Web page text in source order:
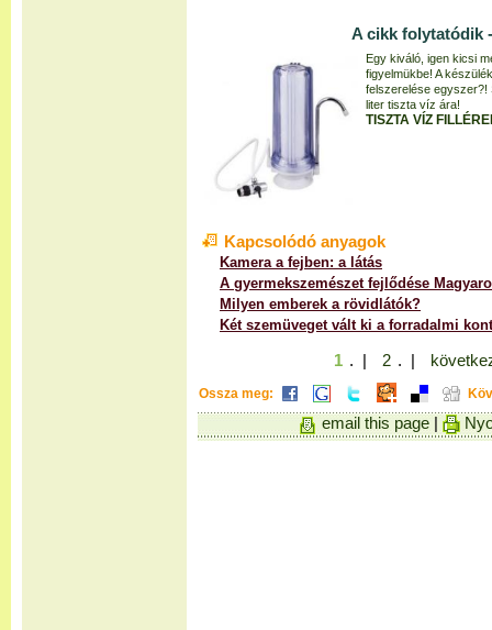
A cikk folytatódik
Egy kiváló, igen kicsi
figyelmükbe! A
felszerelése egyszer?!
liter tiszta víz ára!
TISZTA VÍZ
Kapcsolódó anyagok
Kamera a fejben: a látás
A gyermekszemészet fejlődése
Milyen emberek a rövidlátók?
Két szemüveget vált ki a forradalmi
1 . | 2 . |
Ossza meg:
email this page